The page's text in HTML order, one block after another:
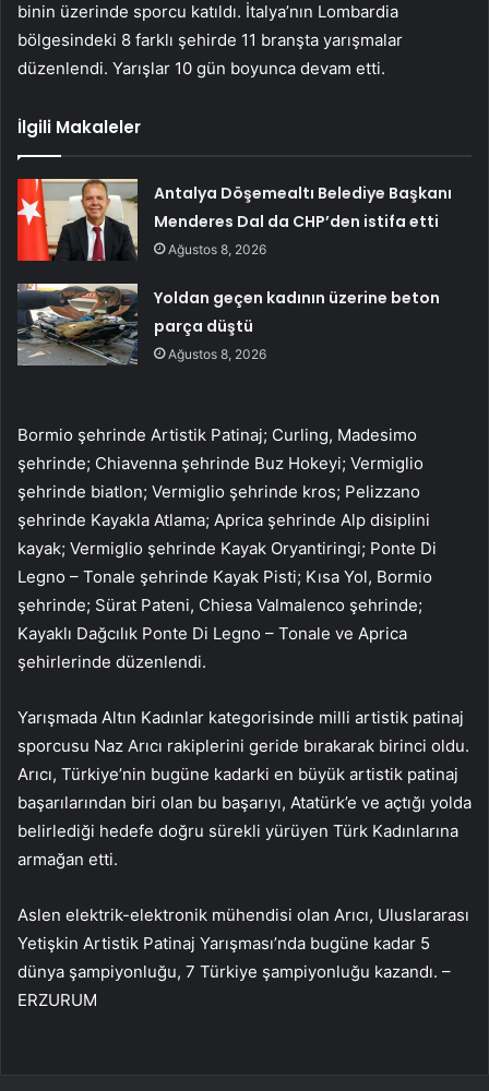
binin üzerinde sporcu katıldı. İtalya’nın Lombardia
bölgesindeki 8 farklı şehirde 11 branşta yarışmalar
düzenlendi. Yarışlar 10 gün boyunca devam etti.
İlgili Makaleler
Antalya Döşemealtı Belediye Başkanı
Menderes Dal da CHP’den istifa etti
Ağustos 8, 2026
Yoldan geçen kadının üzerine beton
parça düştü
Ağustos 8, 2026
Bormio şehrinde Artistik Patinaj; Curling, Madesimo
şehrinde; Chiavenna şehrinde Buz Hokeyi; Vermiglio
şehrinde biatlon; Vermiglio şehrinde kros; Pelizzano
şehrinde Kayakla Atlama; Aprica şehrinde Alp disiplini
kayak; Vermiglio şehrinde Kayak Oryantiringi; Ponte Di
Legno – Tonale şehrinde Kayak Pisti; Kısa Yol, Bormio
şehrinde; Sürat Pateni, Chiesa Valmalenco şehrinde;
Kayaklı Dağcılık Ponte Di Legno – Tonale ve Aprica
şehirlerinde düzenlendi.
Yarışmada Altın Kadınlar kategorisinde milli artistik patinaj
sporcusu Naz Arıcı rakiplerini geride bırakarak birinci oldu.
Arıcı, Türkiye’nin bugüne kadarki en büyük artistik patinaj
başarılarından biri olan bu başarıyı, Atatürk’e ve açtığı yolda
belirlediği hedefe doğru sürekli yürüyen Türk Kadınlarına
armağan etti.
Aslen elektrik-elektronik mühendisi olan Arıcı, Uluslararası
Yetişkin Artistik Patinaj Yarışması’nda bugüne kadar 5
dünya şampiyonluğu, 7 Türkiye şampiyonluğu kazandı. –
ERZURUM